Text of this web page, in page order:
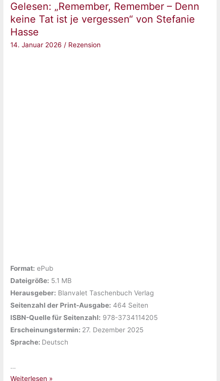
–
Dunkle
Geheimnisse“
von
Gelesen: „Remember, Remember – Denn
keine Tat ist je vergessen“ von Stefanie
Hasse
14. Januar 2026/ Rezension
Format: ePub
Dateigröße: ‎5.1 MB
Herausgeber: ‎Blanvalet Taschenbuch Verlag
Seitenzahl der Print-Ausgabe: ‎464 Seiten
ISBN-Quelle für Seitenzahl: ‎978-3734114205
Erscheinungstermin: ‎ 27. Dezember 2025
Sprache: ‎ Deutsch
…
Gelesen:
Weiterlesen »